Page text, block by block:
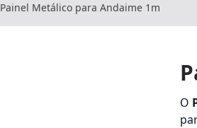
Painel Metálico para Andaime 1m
O